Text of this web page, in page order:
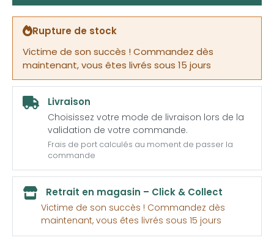
Rupture de stock
Victime de son succès ! Commandez dès
maintenant, vous êtes livrés sous 15 jours
Livraison
Choisissez votre mode de livraison lors de la
validation de votre commande.
Frais de port calculés au moment de passer la
commande
Retrait en magasin – Click & Collect
Victime de son succès ! Commandez dès
maintenant, vous êtes livrés sous 15 jours